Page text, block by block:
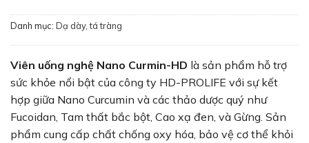
Danh mục: Dạ dày, tá tràng
Viên uống nghệ Nano Curmin-HD là sản phẩm hỗ trợ
sức khỏe nổi bật của công ty HD-PROLIFE với sự kết
hợp giữa Nano Curcumin và các thảo dược quý như
Fucoidan, Tam thất bắc bột, Cao xạ đen, và Gừng. Sản
phẩm cung cấp chất chống oxy hóa, bảo vệ cơ thể khỏi